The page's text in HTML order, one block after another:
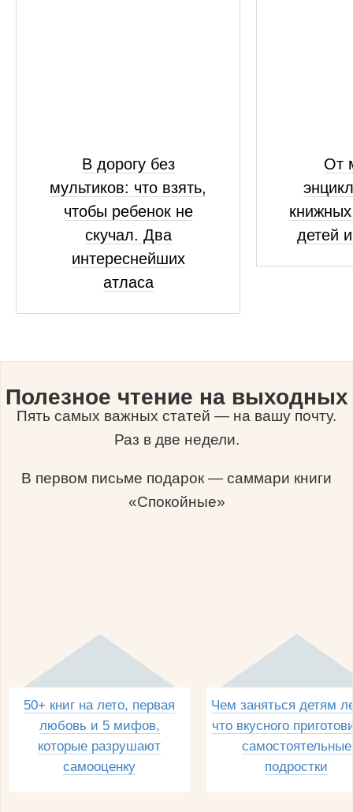
В дорогу без
мультиков: что взять,
чтобы ребенок не
скучал. Два
интереснейших
атласа
От
детей
Полезное чтение на выходных
Пять самых важных статей — на вашу почту.
Раз в две недели.
В первом письме подарок — саммари книги
«Спокойные»
50+ книг на лето, первая
любовь и 5 мифов,
которые разрушают
самооценку
Чем заняться детям
что вкусного
самостоятельные
подростки